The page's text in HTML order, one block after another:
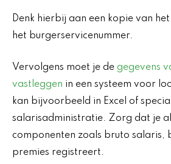
Denk hierbij aan een kopie van
het burgerservicenummer.
Vervolgens moet je de gegevens
vastleggen in een systeem voor
kan bijvoorbeeld in Excel of
salarisadministratie. Zorg dat je
componenten zoals bruto salaris,
premies registreert.